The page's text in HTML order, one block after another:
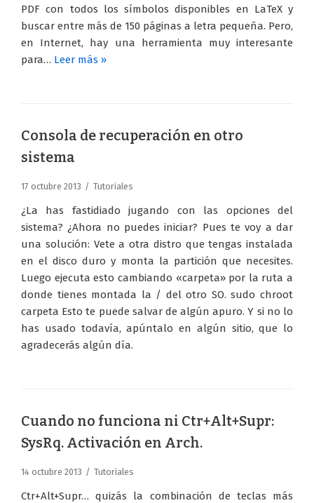
PDF con todos los símbolos disponibles en LaTeX y
buscar entre más de 150 páginas a letra pequeña. Pero,
en Internet, hay una herramienta muy interesante
para… Leer más »
Consola de recuperación en otro
sistema
17 octubre 2013 Tutoriales
¿La has fastidiado jugando con las opciones del
sistema? ¿Ahora no puedes iniciar? Pues te voy a dar
una solución: Vete a otra distro que tengas instalada
en el disco duro y monta la partición que necesites.
Luego ejecuta esto cambiando «carpeta» por la ruta a
donde tienes montada la / del otro SO. sudo chroot
carpeta Esto te puede salvar de algún apuro. Y si no lo
has usado todavía, apúntalo en algún sitio, que lo
agradecerás algún día.
Cuando no funciona ni Ctr+Alt+Supr:
SysRq. Activación en Arch.
14 octubre 2013 Tutoriales
Ctr+Alt+Supr… quizás la combinación de teclas más